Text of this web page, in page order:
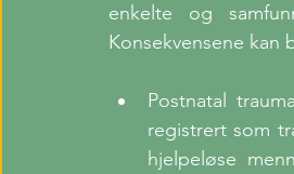
enkelte og
Konsekvensene kan
Postnatal
registrert som
hjelpeløse